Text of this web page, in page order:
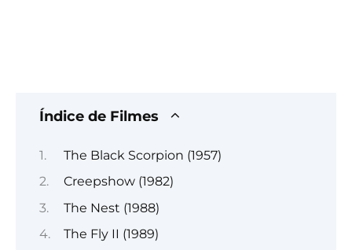
Índice de Filmes
The Black Scorpion (1957)
Creepshow (1982)
The Nest (1988)
The Fly II (1989)